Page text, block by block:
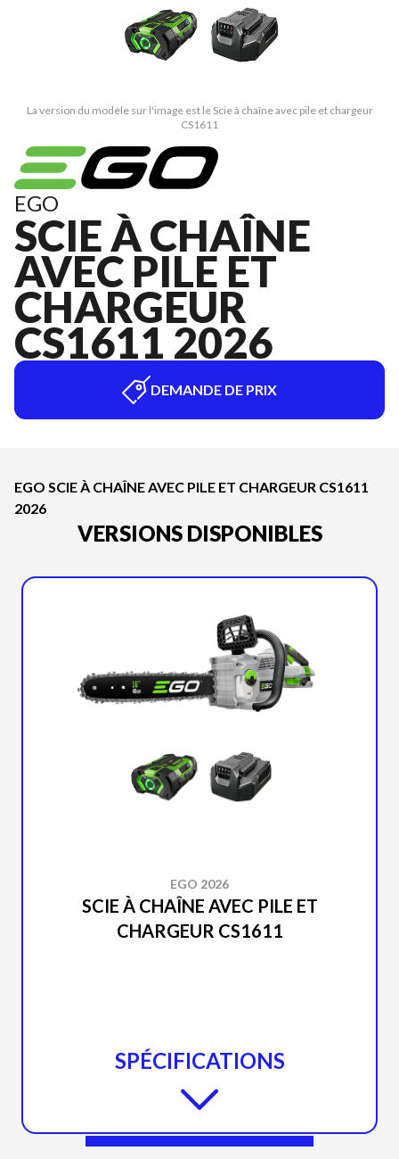
La version du modèle sur l'image est le Scie à chaîne avec pile et chargeur
CS1611
EGO
SCIE À CHAÎNE
AVEC PILE ET
CHARGEUR
CS1611 2026
DEMANDE DE PRIX
EGO SCIE À CHAÎNE AVEC PILE ET CHARGEUR CS1611
2026
VERSIONS DISPONIBLES
EGO 2026
SCIE À CHAÎNE AVEC PILE ET
CHARGEUR CS1611
SPÉCIFICATIONS